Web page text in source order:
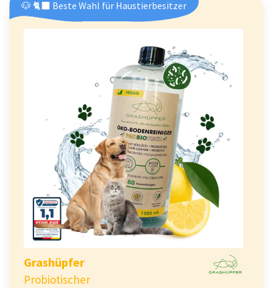
🐶 🐈‍⬛ Beste Wahl für Haustierbesitzer
Grashüpfer
Probiotischer